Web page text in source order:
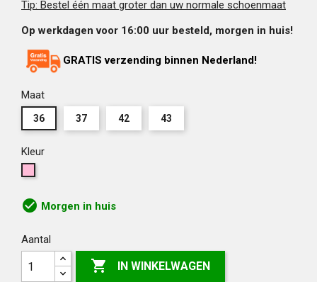
Tip: Bestel één maat groter dan uw normale schoenmaat
Op werkdagen voor 16:00 uur besteld, morgen in huis!
GRATIS verzending binnen Nederland!
Maat
36 37 42 43
Kleur
roze
check_circle Morgen in huis
Aantal
 IN WINKELWAGEN